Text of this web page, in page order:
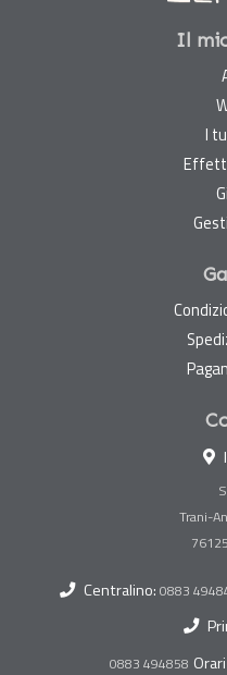
Il
I
Trani-
Centralino: 0883
0883 494858